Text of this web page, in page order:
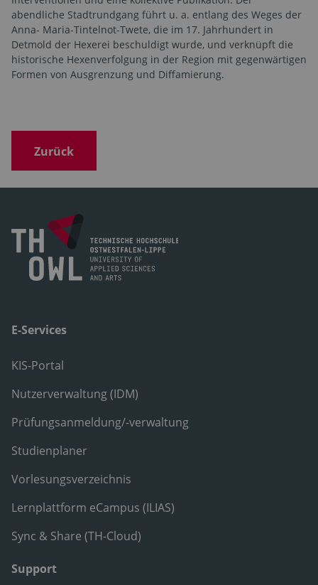
abendliche Stadtrundgang führt u. a. entlang des Weges der
Anna- Maria-Tintelnot-Twete, die im 17. Jahrhundert in
Detmold der Hexerei beschuldigt wurde, und verknüpft die
historische Hexenverfolgung in der Region mit gegenwärtigen
Formen von Ausgrenzung und Diffamierung.
Zurück
E-Services
KIS-Portal
Nutzerverwaltung (IDM)
Prüfungsanmeldung/-verwaltung
Studienplaner
Vorlesungsverzeichnis
Lernplattform eCampus (ILIAS)
Sync & Share (TH-Cloud)
Support